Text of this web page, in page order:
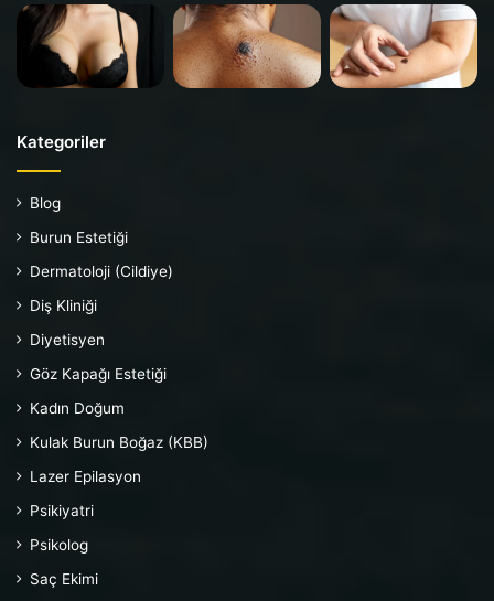
Kategoriler
Blog
Burun Estetiği
Dermatoloji (Cildiye)
Diş Kliniği
Diyetisyen
Göz Kapağı Estetiği
Kadın Doğum
Kulak Burun Boğaz (KBB)
Lazer Epilasyon
Psikiyatri
Psikolog
Saç Ekimi